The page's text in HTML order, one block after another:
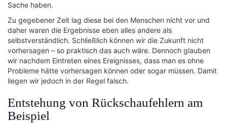
Sache haben.
Zu gegebener Zeit lag diese bei den Menschen nicht vor und
daher waren die Ergebnisse eben alles andere als
selbstverständlich. Schließlich können wir die Zukunft nicht
vorhersagen – so praktisch das auch wäre. Dennoch glauben
wir nachdem Eintreten eines Ereignisses, dass man es ohne
Probleme hätte vorhersagen können oder sogar müssen. Damit
liegen wir jedoch in der Regel falsch.
Entstehung von Rückschaufehlern am
Beispiel